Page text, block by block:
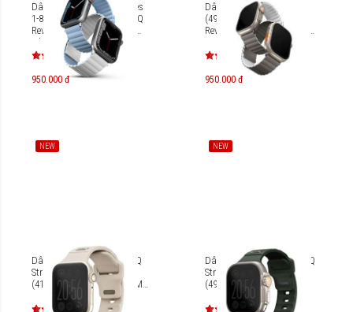
Dây đeo Apple Watch Series
1-8/SE (45/42/44mm) UNIQ
Revix Reversible Magnetic
Silicone Strap UNIQ-45MM-
REV
950.000 đ
Dây đeo Apple Watch
(49/45/42/44mm) UNIQ
Revix Reversible Magnetic
UNIQ-49MM-REVA
950.000 đ
NEW
Dây đeo Apple Watch UNIQ
Stride Fkm Rubber Strap
(41/40/38mm) UNIQ-41MM-
NEW
Dây đeo Apple Watch UNIQ
Stride Fkm Rubber Strap
(49/45/44/42mm) UNIQ-
49MM-STRIM